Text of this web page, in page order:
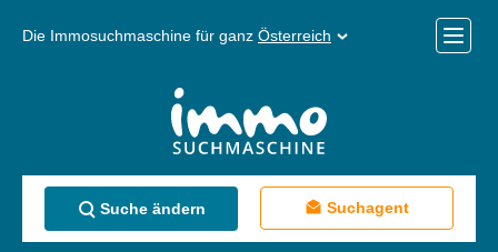
Die Immosuchmaschine für ganz Österreich
Menü
Suche ändern Suchagent